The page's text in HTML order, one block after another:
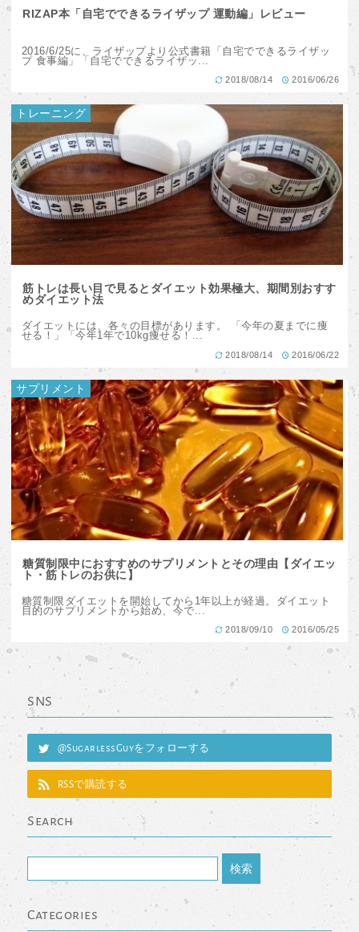
RIZAP本「自宅でできるライザップ 運動編」レビュー
2016/6/25に、ライザップより公式書籍「自宅でできるライザッ
プ 食事編」「自宅でできるライザッ...
2018/08/14 2016/06/26
トレーニング
筋トレは長い目で見るとダイエット効果極大、期間別おすす
めダイエット法
ダイエットには、各々の目標があります。 「今年の夏までに痩
せる！」「今年1年で10kg痩せる！...
2018/08/14 2016/06/22
サプリメント
糖質制限中におすすめのサプリメントとその理由【ダイエッ
ト・筋トレのお供に】
糖質制限ダイエットを開始してから1年以上が経過。ダイエット
目的のサプリメントから始め、今で...
2018/09/10 2016/05/25
SNS
@SugarlessGuyをフォローする
RSSで購読する
Search
Categories